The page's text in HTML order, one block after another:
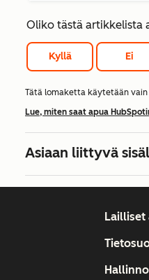
Oliko tästä artikkelista
Kyllä Ei
Tätä lomaketta käytetään
Lue, miten saat apua
Asiaan liittyvä
Lailliset